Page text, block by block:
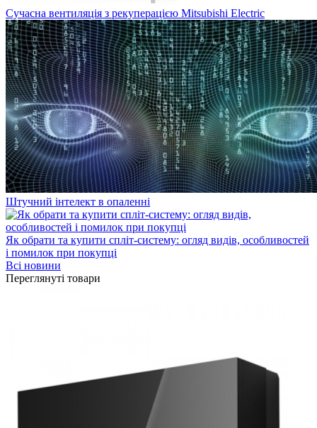
Сучасна вентиляція з рекуперацією Mitsubishi Electric
Штучний інтелект в опаленні
Як обрати та купити спліт-систему: огляд видів, особливостей
і помилок при покупці
Всі новини
Переглянуті товари